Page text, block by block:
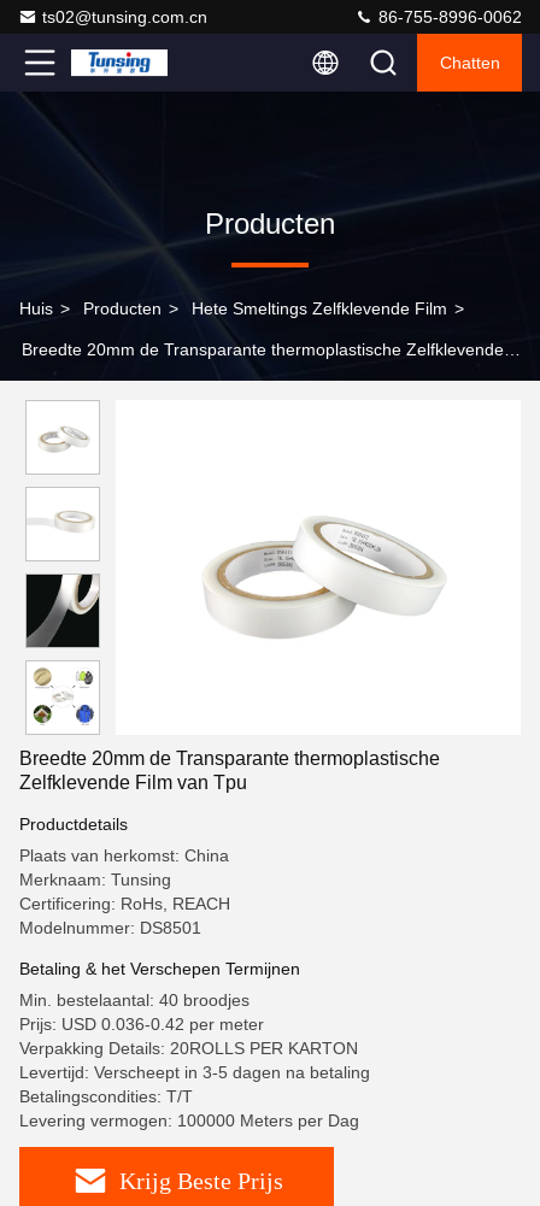
ts02@tunsing.com.cn 86-755-8996-0062
Chatten
Producten
Huis > Producten > Hete Smeltings Zelfklevende Film >
Breedte 20mm de Transparante thermoplastische Zelfklevende
Breedte 20mm de Transparante thermoplastische
Zelfklevende Film van Tpu
Productdetails
Plaats van herkomst: China
Merknaam: Tunsing
Certificering: RoHs, REACH
Modelnummer: DS8501
Betaling & het Verschepen Termijnen
Min. bestelaantal: 40 broodjes
Prijs: USD 0.036-0.42 per meter
Verpakking Details: 20ROLLS PER KARTON
Levertijd: Verscheept in 3-5 dagen na betaling
Betalingscondities: T/T
Levering vermogen: 100000 Meters per Dag
Krijg Beste Prijs